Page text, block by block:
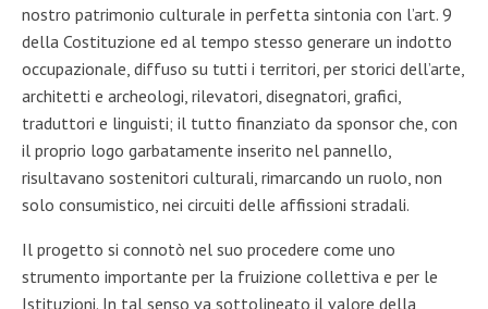
nostro patrimonio culturale in perfetta sintonia con l’art. 9
della Costituzione ed al tempo stesso generare un indotto
occupazionale, diffuso su tutti i territori, per storici dell’arte,
architetti e archeologi, rilevatori, disegnatori, grafici,
traduttori e linguisti; il tutto finanziato da sponsor che, con
il proprio logo garbatamente inserito nel pannello,
risultavano sostenitori culturali, rimarcando un ruolo, non
solo consumistico, nei circuiti delle affissioni stradali.
Il progetto si connotò nel suo procedere come uno
strumento importante per la fruizione collettiva e per le
Istituzioni. In tal senso va sottolineato il valore della